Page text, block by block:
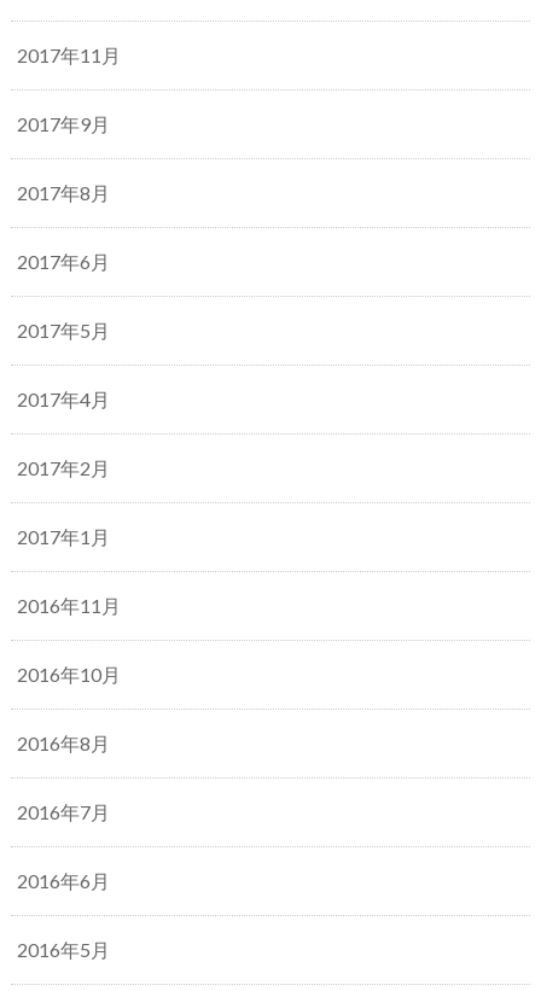
2017年11月
2017年9月
2017年8月
2017年6月
2017年5月
2017年4月
2017年2月
2017年1月
2016年11月
2016年10月
2016年8月
2016年7月
2016年6月
2016年5月